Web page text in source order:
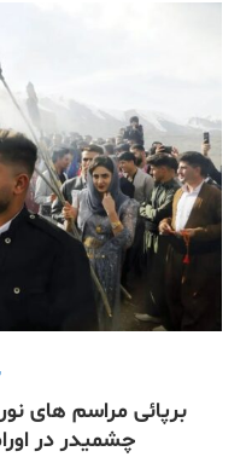
برپائی مراسم های
چشمیدر در